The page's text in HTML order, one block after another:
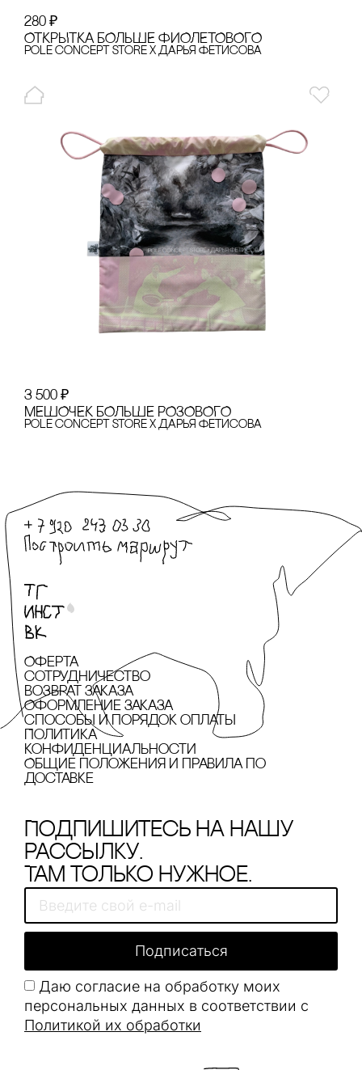
280 ₽
ОТКРЫТКА БОЛЬШЕ ФИОЛЕТОВОГО
pole concept store x Дарья Фетисова
3 500 ₽
МЕШОЧЕК БОЛЬШЕ РОЗОВОГО
pole concept store x Дарья Фетисова
Оферта
сотрудничество
Возврат заказа
Оформление заказа
cпособы и порядок оплаты
Политика
конфиденциальности
Общие положения и правила по
доставке
Подпишитесь на нашу
рассылку.
Там только нужное.
Даю согласие на обработку моих
персональных данных в соответствии с
Политикой их обработки
Подписаться